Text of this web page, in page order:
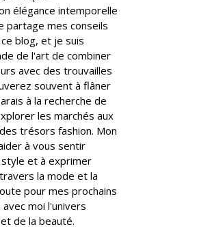
élégance intemporelle
partage mes conseils
blog, et je suis
de l'art de combiner
avec des trouvailles
souvent à flâner
à la recherche de
les marchés aux
trésors fashion. Mon
à vous sentir
et à exprimer
la mode et la
pour mes prochains
moi l'univers
de la beauté.